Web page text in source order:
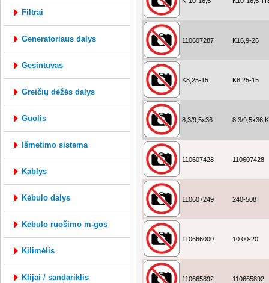
filtrai
generatoriaus dalys
gesintuvas
greičių dėžės dalys
guolis
išmetimo sistema
kablys
kėbulo dalys
kėbulo ruošimo m-gos
kilimėlis
klijai / sandariklis
110607287 K16,9-26
K8,25-15 K8,25-15
8,3/9,5x36 8,3/9,5x36
110607428 110607428
110607249 240-508
110666000 10.00-20
110665892 110665892